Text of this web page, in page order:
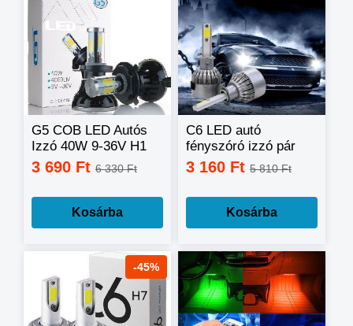
G5 COB LED Autós
Izzó 40W 9-36V H1
H3 H4 H7
3 690 Ft 6 330 Ft
Kosárba
C6 LED autó
fényszóró izzó pár
H4 foglalattal -
hidegfehér
3 160 Ft 5 810 Ft
Kosárba
-45%